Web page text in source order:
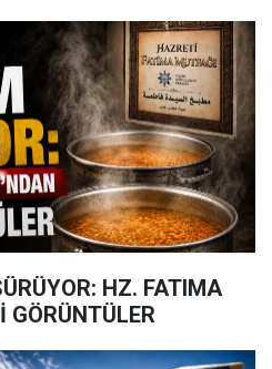
HZ. FATIMA
GÖRÜNTÜLER